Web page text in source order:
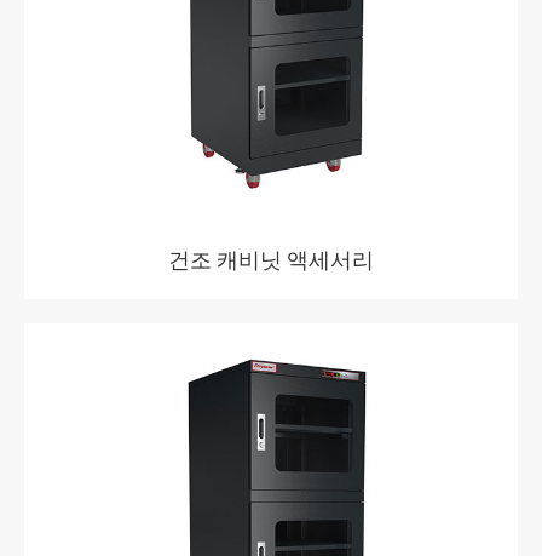
건조 캐비닛 액세서리